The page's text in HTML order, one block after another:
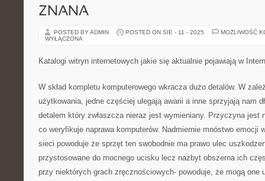
ZNANA
POSTED BY ADMIN POSTED ON SIE - 11 - 2025
MOŻLIWOŚĆ
WYŁĄCZONA
Katalogi witryn internetowych jakie się aktualnie pojawiają w
W skład kompletu komputerowego wkracza dużo detalów. W
użytkowania, jedne częściej ulegają awarii a inne sprzyjają nam
detalem który zwłaszcza nieraz jest wymieniany. Przyczyna jest
co weryfikuje naprawa komputerów. Nadmiernie mnóstwo emocji
sieci powoduje że sprzęt ten swobodnie ma prawo ulec
przystosowane do mocnego ucisku lecz nazbyt obszerna ich
przy niektórych grach zręcznościowych- powoduje, że mogą one